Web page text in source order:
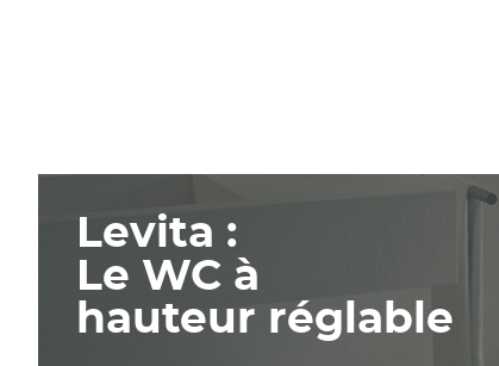
Levita :
Le WC à
hauteur réglable